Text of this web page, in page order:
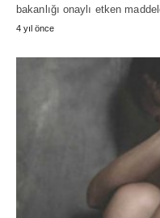
bakanlığı onaylı etken
4 yıl önce